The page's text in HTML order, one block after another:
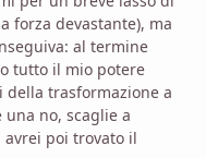
forza devastante), ma
al termine
tutto il mio potere
della trasformazione a
no, scaglie a
poi trovato il